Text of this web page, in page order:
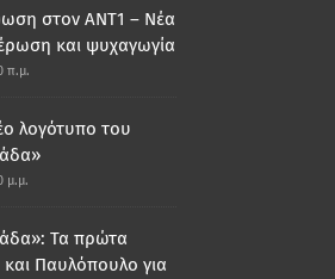
στον ΑΝΤ1 – Νέα
και ψυχαγωγία
π.μ.
λογότυπο του
μ.μ.
Τα πρώτα
Παυλόπουλο για